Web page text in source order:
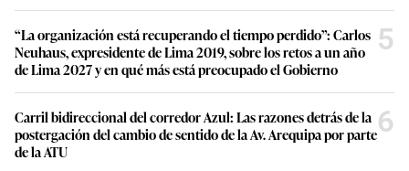
“La organización está recuperando el tiempo perdido”: Carlos
Neuhaus, expresidente de Lima 2019, sobre los retos a un año
de Lima 2027 y en qué más está preocupado el Gobierno
5
Carril bidireccional del corredor Azul: Las razones detrás de la
postergación del cambio de sentido de la Av. Arequipa por parte
de la ATU
6